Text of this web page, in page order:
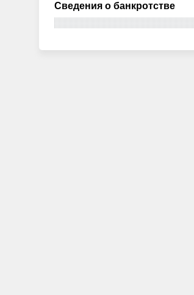
Сведения о банкротстве